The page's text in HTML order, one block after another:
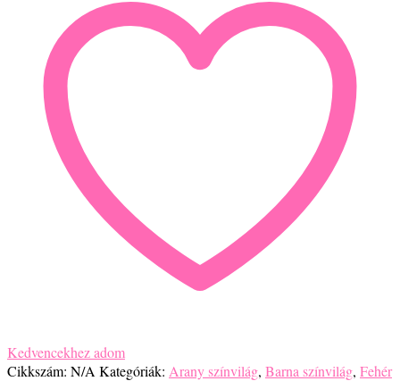
mennyiség
Kedvencekhez adom
Cikkszám: N/A Kategóriák: Arany színvilág, Barna színvilág, Fehér